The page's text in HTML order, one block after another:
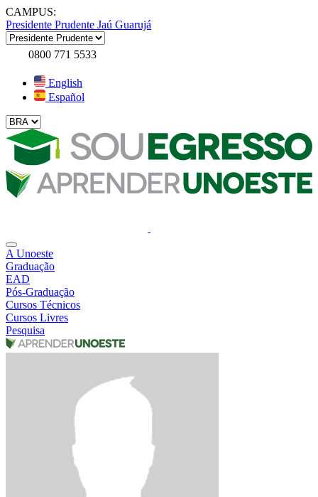
CAMPUS:
Presidente Prudente Jaú Guarujá
0800 771 5533
English
Español
A Unoeste
Graduação
EAD
Pós-Graduação
Cursos Técnicos
Cursos Livres
Pesquisa